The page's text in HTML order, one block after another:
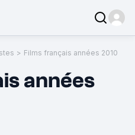
> Films français années 2010
années